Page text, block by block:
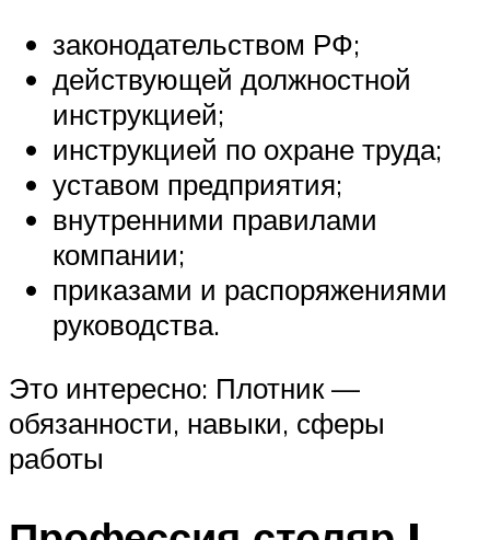
законодательством РФ;
действующей должностной
инструкцией;
инструкцией по охране труда;
уставом предприятия;
внутренними правилами
компании;
приказами и распоряжениями
руководства.
Это интересно: Плотник —
обязанности, навыки, сферы
работы